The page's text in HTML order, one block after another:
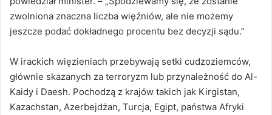
zwolniona znaczna liczba więźniów, ale nie możemy
jeszcze podać dokładnego procentu bez decyzji sądu.”
W irackich więzieniach przebywają setki cudzoziemców,
głównie skazanych za terroryzm lub przynależność do Al-
Kaidy i Daesh. Pochodzą z krajów takich jak Kirgistan,
Kazachstan, Azerbejdżan, Turcja, Egipt, państwa Afryki